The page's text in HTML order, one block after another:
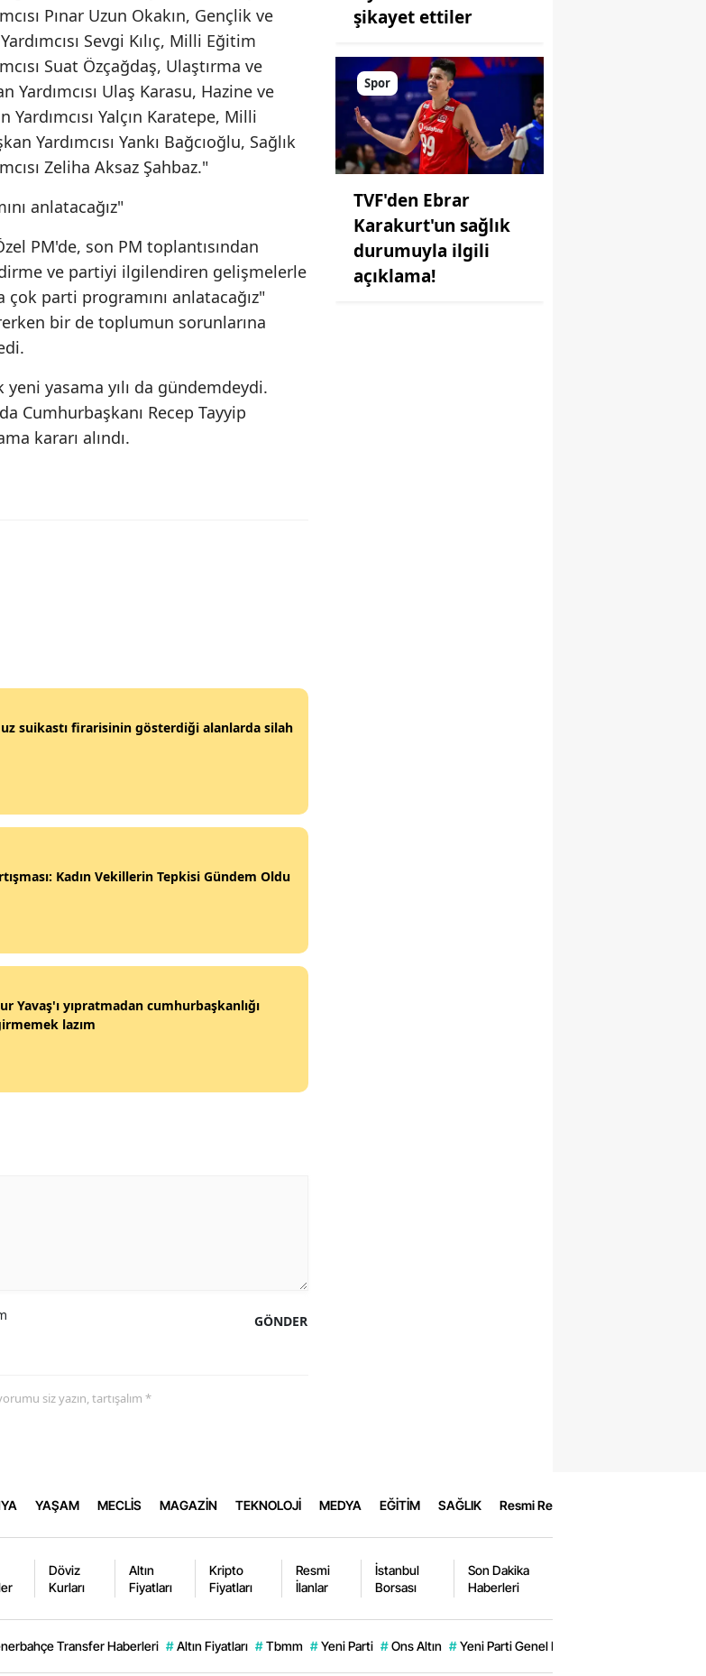
Pınar Uzun Okakın, Gençlik ve
Sevgi Kılıç, Milli Eğitim
Suat Özçağdaş, Ulaştırma ve
Yardımcısı Ulaş Karasu, Hazine ve
Yalçın Karatepe, Milli
Yardımcısı Yankı Bağcıoğlu, Sağlık
Zeliha Aksaz Şahbaz."
anlatacağız"
PM'de, son PM toplantısından
ve partiyi ilgilendiren gelişmelerle
parti programını anlatacağız"
bir de toplumun sorunlarına
yeni yasama yılı da gündemdeydi.
Cumhurbaşkanı Recep Tayyip
kararı alındı.
suikastı firarisinin gösterdiği alanlarda silah
Kadın Vekillerin Tepkisi Gündem Oldu
Yavaş'ı yıpratmadan cumhurbaşkanlığı
lazım
GÖNDER
siz yazın, tartışalım *
şikayet ettiler
Spor
TVF'den Ebrar
Karakurt'un sağlık
durumuyla ilgili
açıklama!
YAŞAM MECLİS MAGAZİN TEKNOLOJİ MEDYA EĞİTİM SAĞLIK Resmi Reklamlar
Döviz
Kurları
Altın
Fiyatları
Kripto
Fiyatları
Resmi
İlanlar
İstanbul
Borsası
Son Dakika
Haberleri
Transfer Haberleri # Altın Fiyatları # Tbmm # Yeni Parti # Ons Altın # Yeni Parti Genel Başkanı